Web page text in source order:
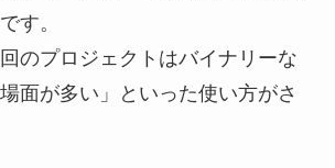
す。
のプロジェクトはバイナリーな
面が多い」といった使い方がさ